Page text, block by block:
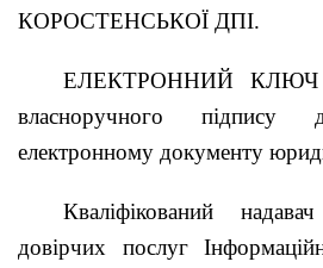
КОРОСТЕНСЬКОЇ ДПІ.
ЕЛЕКТРОННИЙ КЛЮЧ
власноручного підпису
електронному документу
Кваліфікований надавач
довірчих
послуг